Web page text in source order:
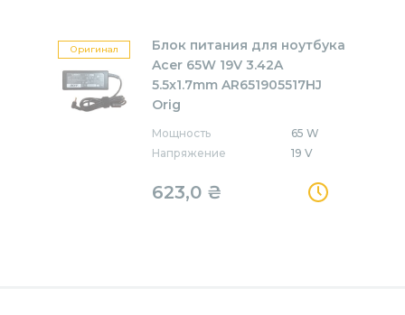
Оригинал
Блок питания для ноутбука
Acer 65W 19V 3.42A
5.5x1.7mm AR651905517HJ
Orig
Мощность
65 W
Напряжение
19 V
623,0 ₴